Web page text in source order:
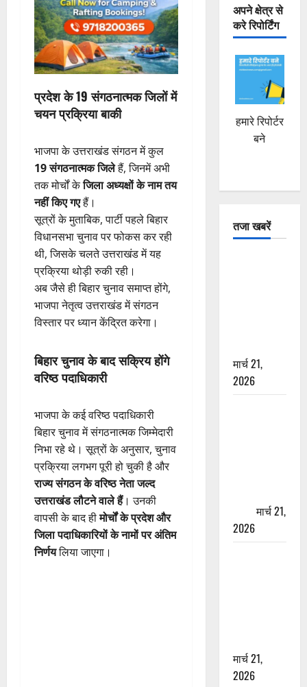
प्रदेश के 19 संगठनात्मक जिलों में
चयन प्रक्रिया बाकी
भाजपा के उत्तराखंड संगठन में कुल
19 संगठनात्मक जिलेहैं, जिनमें अभी
तक मोर्चों केजिला अध्यक्षों के नाम तय
नहीं किए गएहैं।
सूत्रों के मुताबिक, पार्टी पहले बिहार
विधानसभा चुनाव पर फोकस कर रही
थी, जिसके चलते उत्तराखंड में यह
प्रक्रिया थोड़ी रुकी रही।
अब जैसे ही बिहार चुनाव समाप्त होंगे,
भाजपा नेतृत्व उत्तराखंड में संगठन
विस्तार पर ध्यान केंद्रित करेगा।
बिहार चुनाव के बाद सक्रिय होंगे
वरिष्ठ पदाधिकारी
भाजपा के कई वरिष्ठ पदाधिकारी
बिहार चुनाव में संगठनात्मक जिम्मेदारी
निभा रहे थे। सूत्रों के अनुसार, चुनाव
प्रक्रिया लगभग पूरी हो चुकी है और
राज्य संगठन के वरिष्ठ नेता जल्द
उत्तराखंड लौटने वाले हैं। उनकी
वापसी के बाद हीमोर्चों के प्रदेश और
जिला पदाधिकारियों के नामों पर अंतिम
निर्णयलिया जाएगा।
अपने क्षेत्र से
करे रिपोर्टिंग
हमारे रिपोर्टर
बने
तजा खबरें
मार्च 21,
2026
मार्च 21,
2026
मार्च 21,
2026